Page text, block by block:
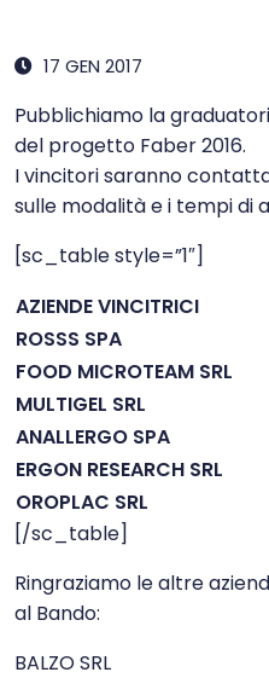
17 GEN 2017
Pubblichiamo la
del progetto Faber 2016.
I vincitori saranno
sulle modalità e i tempi di
[sc_table style=”1″]
AZIENDE VINCITRICI
ROSSS SPA
FOOD MICROTEAM SRL
MULTIGEL SRL
ANALLERGO SPA
ERGON RESEARCH SRL
OROPLAC SRL
[/sc_table]
Ringraziamo le altre
al Bando:
BALZO SRL